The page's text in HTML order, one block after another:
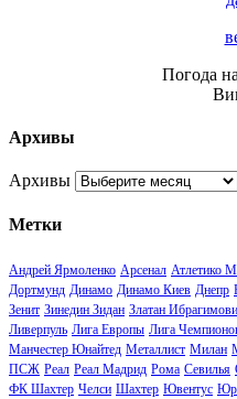
Погода на
Архивы
Архивы
Метки
Андрей Ярмоленко Арсенал Атлетико
Дортмунд Динамо Динамо Киев Днепр
Зенит Зинедин Зидан Златан
Ливерпуль Лига Европы Лига
Манчестер Юнайтед Металлист Милан
ПСЖ Реал Реал Мадрид Рома Севилья
ФК Шахтер Челси Шахтер Ювентус